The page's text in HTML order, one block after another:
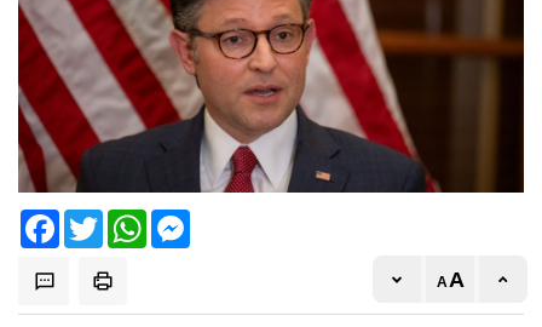
FacebookTwitter WhatsApp